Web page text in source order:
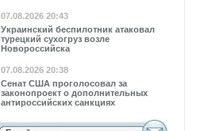
07.08.2026 20:43
Украинский беспилотник атаковал
турецкий сухогруз возле
Новороссийска
07.08.2026 20:38
Сенат США проголосовал за
законопроект о дополнительных
антироссийских санкциях